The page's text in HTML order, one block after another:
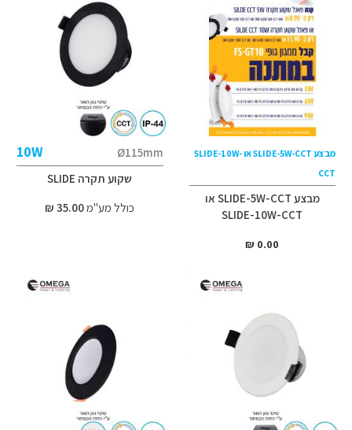
מבצע SLIDE-5W-CCT או SLIDE-10W-
CCT
מבצע SLIDE-5W-CCT או
SLIDE-10W-CCT
0.00 ₪
Ø115mm
10W
שקוע תקרה SLIDE
כולל מע"מ35.00 ₪